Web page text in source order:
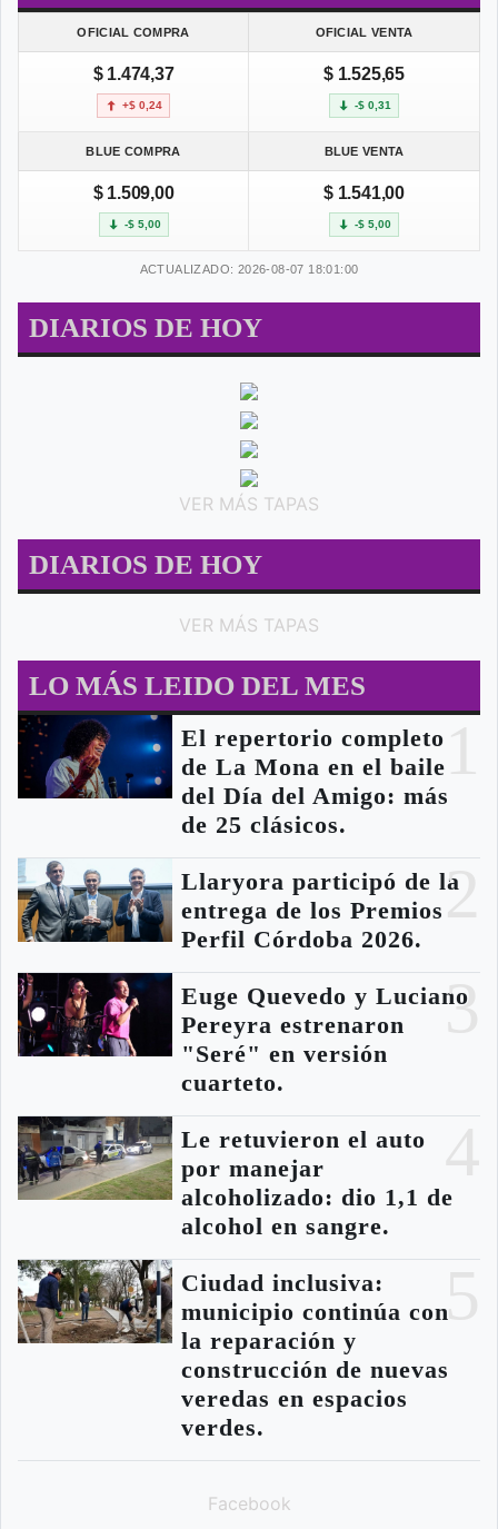
OFICIAL COMPRA OFICIAL VENTA
$ 1.474,37
+$ 0,24
$ 1.525,65
-$ 0,31
BLUE COMPRA BLUE VENTA
$ 1.509,00
-$ 5,00
$ 1.541,00
-$ 5,00
ACTUALIZADO: 2026-08-07 18:01:00
DIARIOS DE HOY
VER MÁS TAPAS
DIARIOS DE HOY
VER MÁS TAPAS
LO MÁS LEIDO DEL MES
El repertorio completo
de La Mona en el baile
del Día del Amigo: más
de 25 clásicos.
2
Llaryora participó de la
entrega de los Premios
Perfil Córdoba 2026.
3
Euge Quevedo y Luciano
Pereyra estrenaron
"Seré" en versión
cuarteto.
Le retuvieron el auto
por manejar
alcoholizado: dio 1,1 de
alcohol en sangre.
5
Ciudad inclusiva:
municipio continúa con
la reparación y
construcción de nuevas
veredas en espacios
verdes.
Facebook